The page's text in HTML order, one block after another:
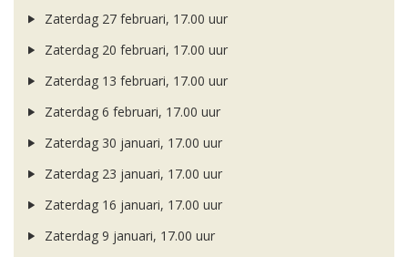
Zaterdag 27 februari, 17.00 uur
Zaterdag 20 februari, 17.00 uur
Zaterdag 13 februari, 17.00 uur
Zaterdag 6 februari, 17.00 uur
Zaterdag 30 januari, 17.00 uur
Zaterdag 23 januari, 17.00 uur
Zaterdag 16 januari, 17.00 uur
Zaterdag 9 januari, 17.00 uur